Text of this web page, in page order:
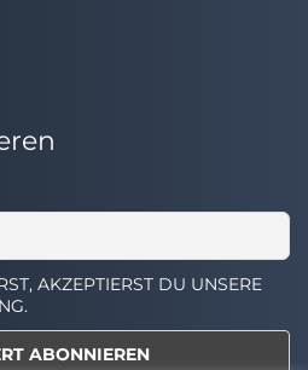
AKZEPTIERST DU UNSERE